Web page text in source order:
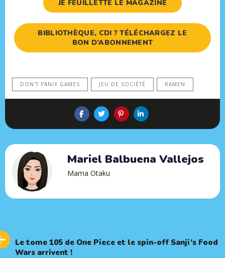
JE FEUILLETTE LE MAGAZINE
BIBLIOTHÈQUE, CDI ? TÉLÉCHARGEZ LE
BON D’ABONNEMENT
DON'T PANIX GAMES JEU DE SOCIÉTÉ RAMEN
Mariel Balbuena Vallejos
Mama Otaku
Article
Le tome 105 de One Piece et le spin-off Sanji’s Food
Wars arrivent !